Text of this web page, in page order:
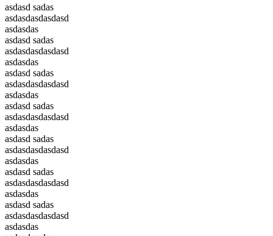
asdasd sadas
asdasdasdasdasd
asdasdas
asdasd sadas
asdasdasdasdasd
asdasdas
asdasd sadas
asdasdasdasdasd
asdasdas
asdasd sadas
asdasdasdasdasd
asdasdas
asdasd sadas
asdasdasdasdasd
asdasdas
asdasd sadas
asdasdasdasdasd
asdasdas
asdasd sadas
asdasdasdasdasd
asdasdas